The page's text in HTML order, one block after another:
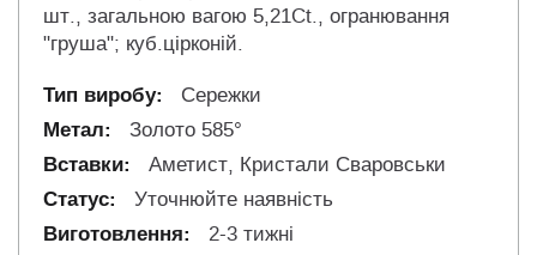
шт., загальною вагою 5,21Ct., огранювання
"груша"; куб.цірконій.
Сережки
Золото 585°
Аметист, Кристали Сваровськи
Уточнюйте наявність
2-3 тижні